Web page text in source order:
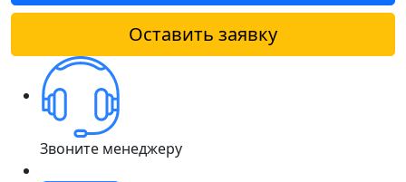
Оставить заявку
Звоните менеджеру